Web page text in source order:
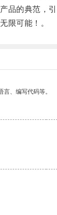
的典范，引
限可能！。
、编写代码等。